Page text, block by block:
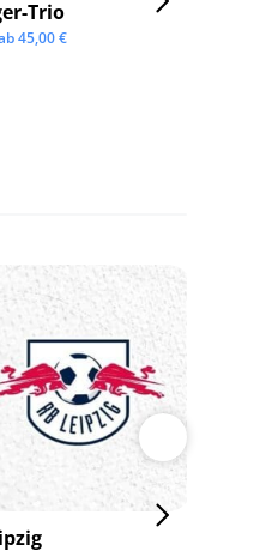
Trio
45,00€